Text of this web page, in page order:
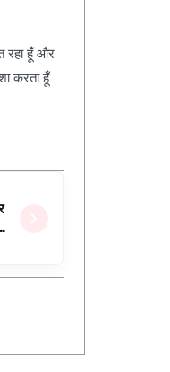
रहा हूँ और
करता हूँ